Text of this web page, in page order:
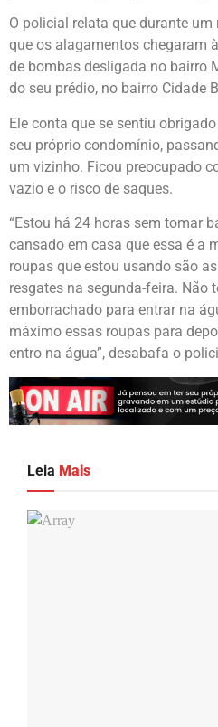
O policial relata que durante
que os alagamentos chegaram
de bombas desligada no bairro
do seu prédio, no bairro Cidade
Ele conta que se sentiu
seu próprio condomínio,
um vizinho. Ficou preocupado
vazio e o risco de saques.
“Estou há 24 horas sem tomar
cansado em casa que essa é a
roupas que estou usando são
resgates na segunda-feira. Não
emborrachado para entrar na
máximo essas roupas para
entro na água”, desabafa o
Leia Mais